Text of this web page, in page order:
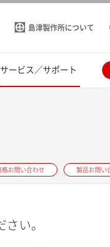
島津製作所について
サービス／サポート
格お問い合わせ 製品お問い
い。